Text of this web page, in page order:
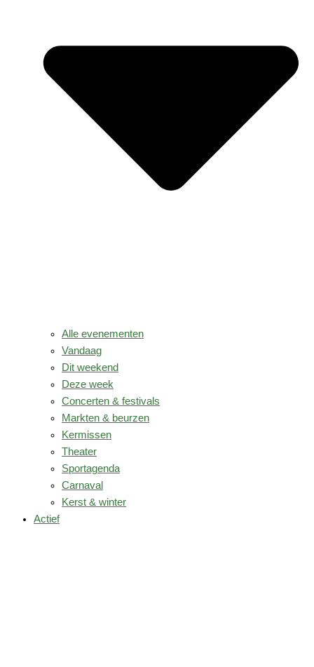
Alle evenementen
Vandaag
Dit weekend
Deze week
Concerten & festivals
Markten & beurzen
Kermissen
Theater
Sportagenda
Carnaval
Kerst & winter
Actief